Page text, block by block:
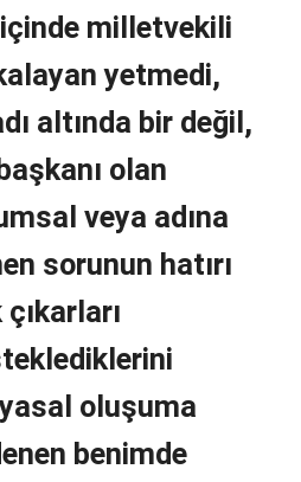
milletvekili
yetmedi,
altında bir değil,
olan
veya adına
sorunun hatırı
oluşuma
benimde